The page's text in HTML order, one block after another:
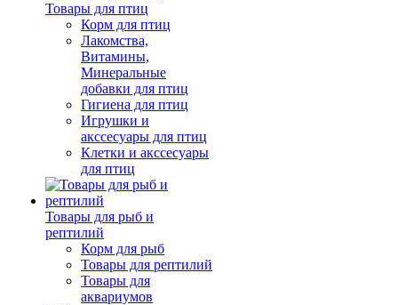
Товары для птиц
Корм для птиц
Лакомства,
Витамины,
Минеральные
добавки для птиц
Гигиена для птиц
Игрушки и
акссесуары для птиц
Клетки и акссесуары
для птиц
Товары для рыб и
рептилий
Корм для рыб
Товары для рептилий
Товары для
аквариумов